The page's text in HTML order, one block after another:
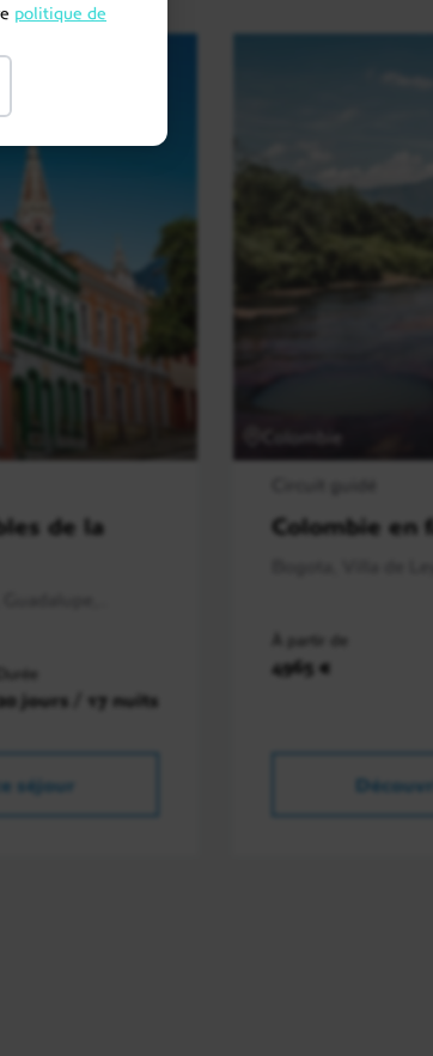
politique de
de la
Durée
jours / 17 nuits
séjour
Colombie en
À partir de
4965 €